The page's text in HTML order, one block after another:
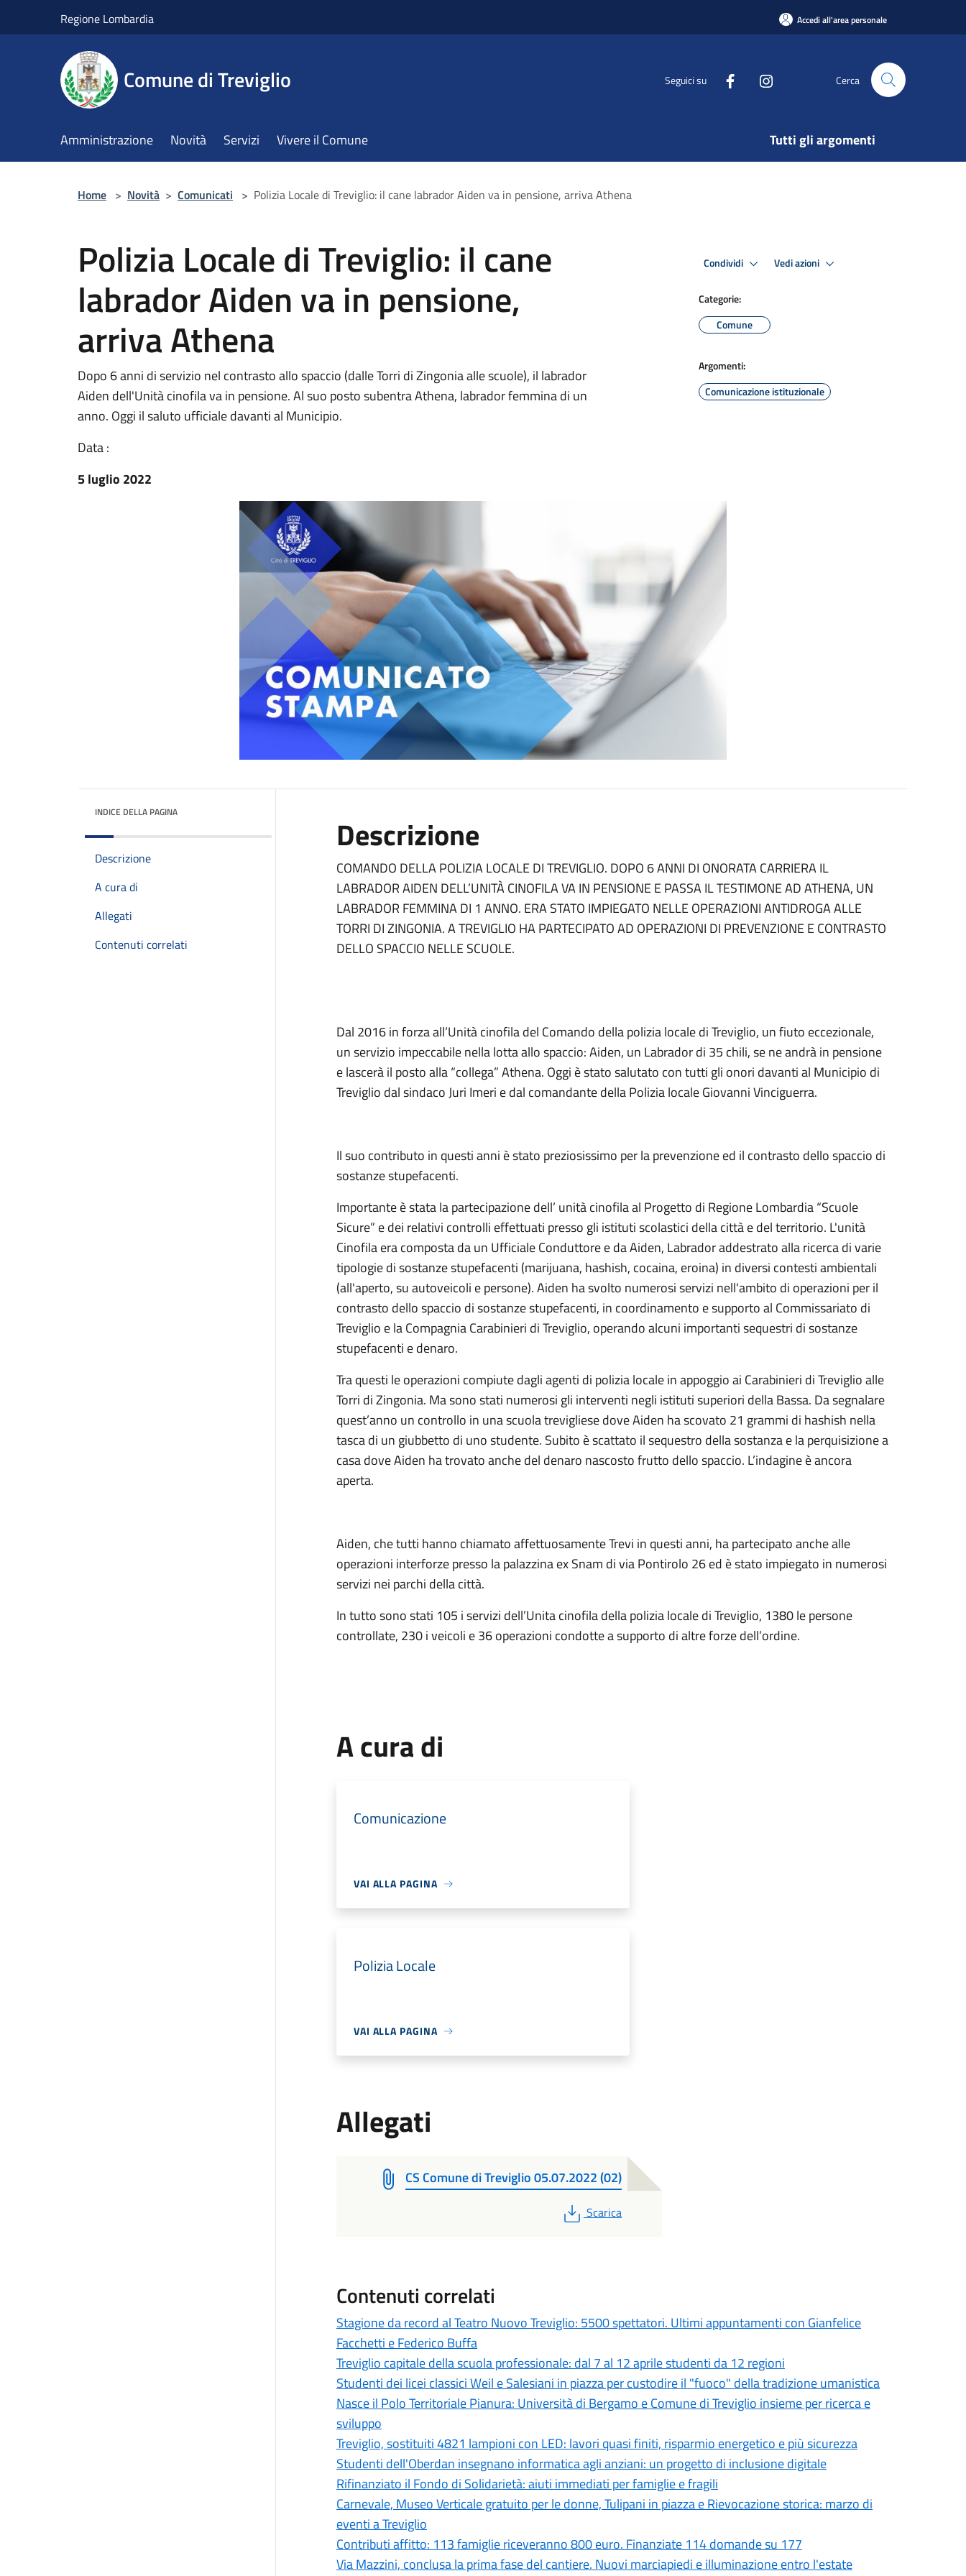
Regione Lombardia Accedi all'area personale
Comune di Treviglio Seguici su Cerca
Amministrazione Novità Servizi Vivere il Comune Tutti gli argomenti
Home > Novità > Comunicati > Polizia Locale di Treviglio: il cane labrador Aiden va in pensione, arriva Athena
Polizia Locale di Treviglio: il cane
labrador Aiden va in pensione,
arriva Athena
Dopo 6 anni di servizio nel contrasto allo spaccio (dalle Torri di Zingonia alle scuole), il labrador
Aiden dell'Unità cinofila va in pensione. Al suo posto subentra Athena, labrador femmina di un
anno. Oggi il saluto ufficiale davanti al Municipio.
Data :
5 luglio 2022
Condividi Vedi azioni
Categorie:
Comune
Argomenti:
Comunicazione istituzionale
INDICE DELLA PAGINA
Descrizione
A cura di
Allegati
Contenuti correlati
Descrizione
COMANDO DELLA POLIZIA LOCALE DI TREVIGLIO. DOPO 6 ANNI DI ONORATA CARRIERA IL
LABRADOR AIDEN DELL’UNITÀ CINOFILA VA IN PENSIONE E PASSA IL TESTIMONE AD ATHENA, UN
LABRADOR FEMMINA DI 1 ANNO. ERA STATO IMPIEGATO NELLE OPERAZIONI ANTIDROGA ALLE
TORRI DI ZINGONIA. A TREVIGLIO HA PARTECIPATO AD OPERAZIONI DI PREVENZIONE E CONTRASTO
DELLO SPACCIO NELLE SCUOLE.
Dal 2016 in forza all’Unità cinofila del Comando della polizia locale di Treviglio, un fiuto eccezionale,
un servizio impeccabile nella lotta allo spaccio: Aiden, un Labrador di 35 chili, se ne andrà in pensione
e lascerà il posto alla “collega” Athena. Oggi è stato salutato con tutti gli onori davanti al Municipio di
Treviglio dal sindaco Juri Imeri e dal comandante della Polizia locale Giovanni Vinciguerra.
Il suo contributo in questi anni è stato preziosissimo per la prevenzione ed il contrasto dello spaccio di
sostanze stupefacenti.
Importante è stata la partecipazione dell’ unità cinofila al Progetto di Regione Lombardia “Scuole
Sicure” e dei relativi controlli effettuati presso gli istituti scolastici della città e del territorio. L'unità
Cinofila era composta da un Ufficiale Conduttore e da Aiden, Labrador addestrato alla ricerca di varie
tipologie di sostanze stupefacenti (marijuana, hashish, cocaina, eroina) in diversi contesti ambientali
(all'aperto, su autoveicoli e persone). Aiden ha svolto numerosi servizi nell'ambito di operazioni per il
contrasto dello spaccio di sostanze stupefacenti, in coordinamento e supporto al Commissariato di
Treviglio e la Compagnia Carabinieri di Treviglio, operando alcuni importanti sequestri di sostanze
stupefacenti e denaro.
Tra questi le operazioni compiute dagli agenti di polizia locale in appoggio ai Carabinieri di Treviglio alle
Torri di Zingonia. Ma sono stati numerosi gli interventi negli istituti superiori della Bassa. Da segnalare
quest’anno un controllo in una scuola trevigliese dove Aiden ha scovato 21 grammi di hashish nella
tasca di un giubbetto di uno studente. Subito è scattato il sequestro della sostanza e la perquisizione a
casa dove Aiden ha trovato anche del denaro nascosto frutto dello spaccio. L’indagine è ancora
aperta.
Aiden, che tutti hanno chiamato affettuosamente Trevi in questi anni, ha partecipato anche alle
operazioni interforze presso la palazzina ex Snam di via Pontirolo 26 ed è stato impiegato in numerosi
servizi nei parchi della città.
In tutto sono stati 105 i servizi dell’Unita cinofila della polizia locale di Treviglio, 1380 le persone
controllate, 230 i veicoli e 36 operazioni condotte a supporto di altre forze dell’ordine.
A cura di
Comunicazione
VAI ALLA PAGINA
Polizia Locale
VAI ALLA PAGINA
Allegati
CS Comune di Treviglio 05.07.2022 (02)
PDF
Scarica
Contenuti correlati
Stagione da record al Teatro Nuovo Treviglio: 5500 spettatori. Ultimi appuntamenti con Gianfelice
Facchetti e Federico Buffa
Treviglio capitale della scuola professionale: dal 7 al 12 aprile studenti da 12 regioni
Studenti dei licei classici Weil e Salesiani in piazza per custodire il "fuoco" della tradizione umanistica
Nasce il Polo Territoriale Pianura: Università di Bergamo e Comune di Treviglio insieme per ricerca e
sviluppo
Treviglio, sostituiti 4821 lampioni con LED: lavori quasi finiti, risparmio energetico e più sicurezza
Studenti dell'Oberdan insegnano informatica agli anziani: un progetto di inclusione digitale
Rifinanziato il Fondo di Solidarietà: aiuti immediati per famiglie e fragili
Carnevale, Museo Verticale gratuito per le donne, Tulipani in piazza e Rievocazione storica: marzo di
eventi a Treviglio
Contributi affitto: 113 famiglie riceveranno 800 euro. Finanziate 114 domande su 177
Via Mazzini, conclusa la prima fase del cantiere. Nuovi marciapiedi e illuminazione entro l'estate